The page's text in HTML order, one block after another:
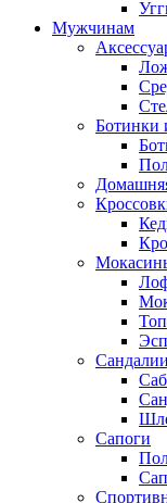
Мужчинам
Ботинки
Сапоги